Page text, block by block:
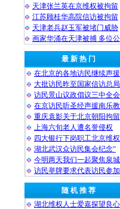
天津张兰英在京维权被拘留
江苏顾桂华高院信访被拘留
天津老兵赵玉军被堵门威胁
画家华涌在天津被捕 多位公
最 新 热 门
在北京的各地访民继续声援
大批访民昨至国家信访总局
访民景山议政倡议三中全会
在京访民听圣经声援南乐教
重庆袁影关于北京朝阳拘留
上海六旬老人遭名誉侵权
四大银行下岗职工北京维权
湖北武汉众访民集会纪念“
今明两天我们一起聚焦泉城
访民举牌要求代表访民参加
随 机 推 荐
湖北维权人士爱嘉探望良心